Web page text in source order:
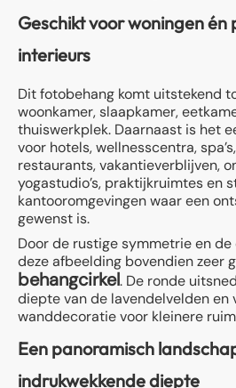
Geschikt voor woningen én
interieurs
Dit fotobehang komt uitstekend
woonkamer, slaapkamer,
thuiswerkplek. Daarnaast is het
voor hotels, wellnesscentra,
restaurants, vakantieverblijven,
yogastudio’s, praktijkruimtes en
kantooromgevingen waar een
gewenst is.
Door de rustige symmetrie en
deze afbeelding bovendien zeer
behangcirkel. De ronde
diepte van de lavendelvelden en
wanddecoratie voor kleinere
Een panoramisch
indrukwekkende diepte